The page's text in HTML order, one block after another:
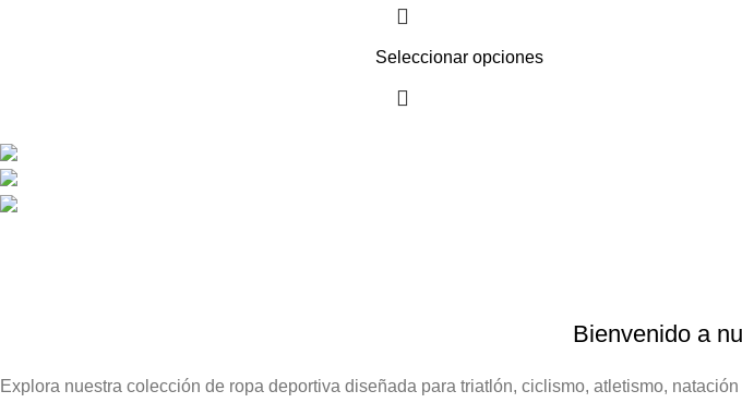
Seleccionar opciones
Bienvenido a
Explora nuestra colección de ropa deportiva diseñada para triatlón, ciclismo, atletismo,